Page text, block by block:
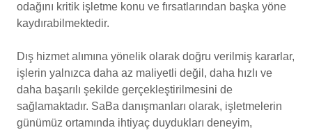
odağını kritik işletme konu ve fırsatlarından başka yöne
kaydırabilmektedir.
Dış hizmet alımına yönelik olarak doğru verilmiş kararlar,
işlerin yalnızca daha az maliyetli değil, daha hızlı ve
daha başarılı şekilde gerçekleştirilmesini de
sağlamaktadır. SaBa danışmanları olarak, işletmelerin
günümüz ortamında ihtiyaç duydukları deneyim,